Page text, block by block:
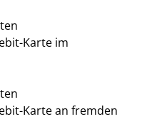
Karte im
Karte an fremden